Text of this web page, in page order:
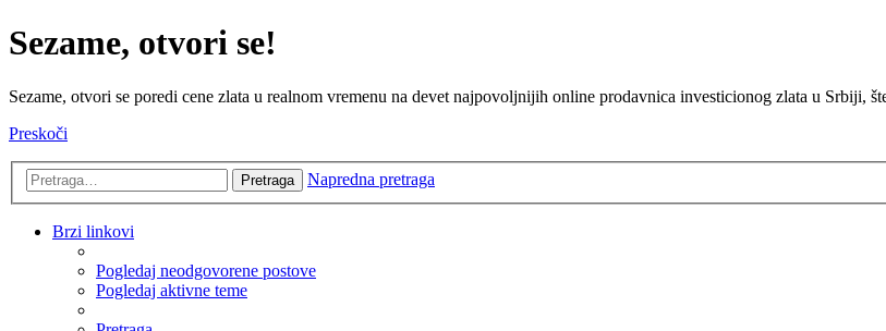
Sezame, otvori se!
Sezame, otvori se poredi cene zlata u realnom vremenu na devet najpovoljnijih online prodavnica investicionog zlata u Srbiji,
Preskoči
Pretraga Napredna pretraga
Brzi linkovi
Pogledaj neodgovorene postove
Pogledaj aktivne teme